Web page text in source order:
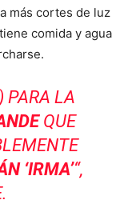
más cortes de luz
comida y agua
PARA LA
QUE
‘IRMA’“,